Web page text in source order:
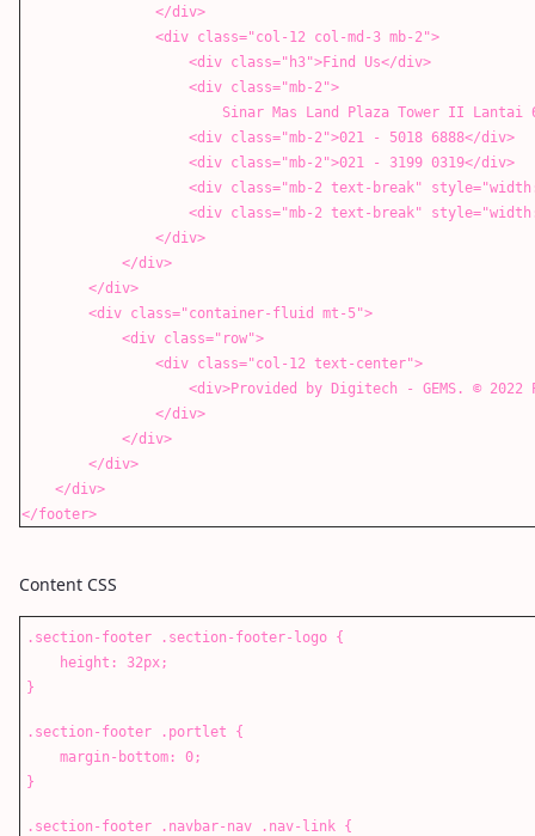
</div>
<div class="col-12 col-md-3 mb-2">
<div class="h3">Find Us</div>
<div class="mb-2">
Sinar Mas Land Plaza Tower II Lantai 6, Jl.
<div class="mb-2">021 - 5018 6888</div>
<div class="mb-2">021 - 3199 0319</div>
<div class="mb-2 text-break" style="width:
<div class="mb-2 text-break" style="width:
</div>
</div>
</div>
<div class="container-fluid mt-5">
<div class="row">
<div class="col-12 text-center">
<div>Provided by Digitech - GEMS. ©️ 2022 PT.
</div>
</div>
</div>
</div>
</footer>
Content CSS
.section-footer .section-footer-logo {
height: 32px;
}
.section-footer .portlet {
margin-bottom: 0;
}
.section-footer .navbar-nav .nav-link {